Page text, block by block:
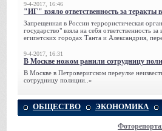
9-4-2017, 16:46
"ИГ" взяло ответственность за теракты
Запрещенная в России террористическая
государство" взяла на себя ответственность за
египетских городах Танта и Александрия,
9-4-2017, 16:31
В Москве ножом ранили сотрудницу
В Москве в Петроверигском переулке
сотрудницу полиции..»
ОБЩЕСТВО ЭКОНОМИКА